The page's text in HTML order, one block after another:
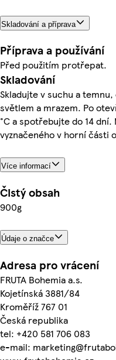
Skladování a příprava
Příprava a používání
Před použitím protřepat.
Skladování
Skladujte v suchu a
světlem a mrazem. Po
°C a spotřebujte do 14
vyznačeného v horní části
Více informací
Čistý obsah
900g
Údaje o značce
Adresa pro vrácení
FRUTA Bohemia a.s.
Kojetínská 3881/84
Kroměříž 767 01
Česká republika
tel: +420 581 706 083
e-mail: